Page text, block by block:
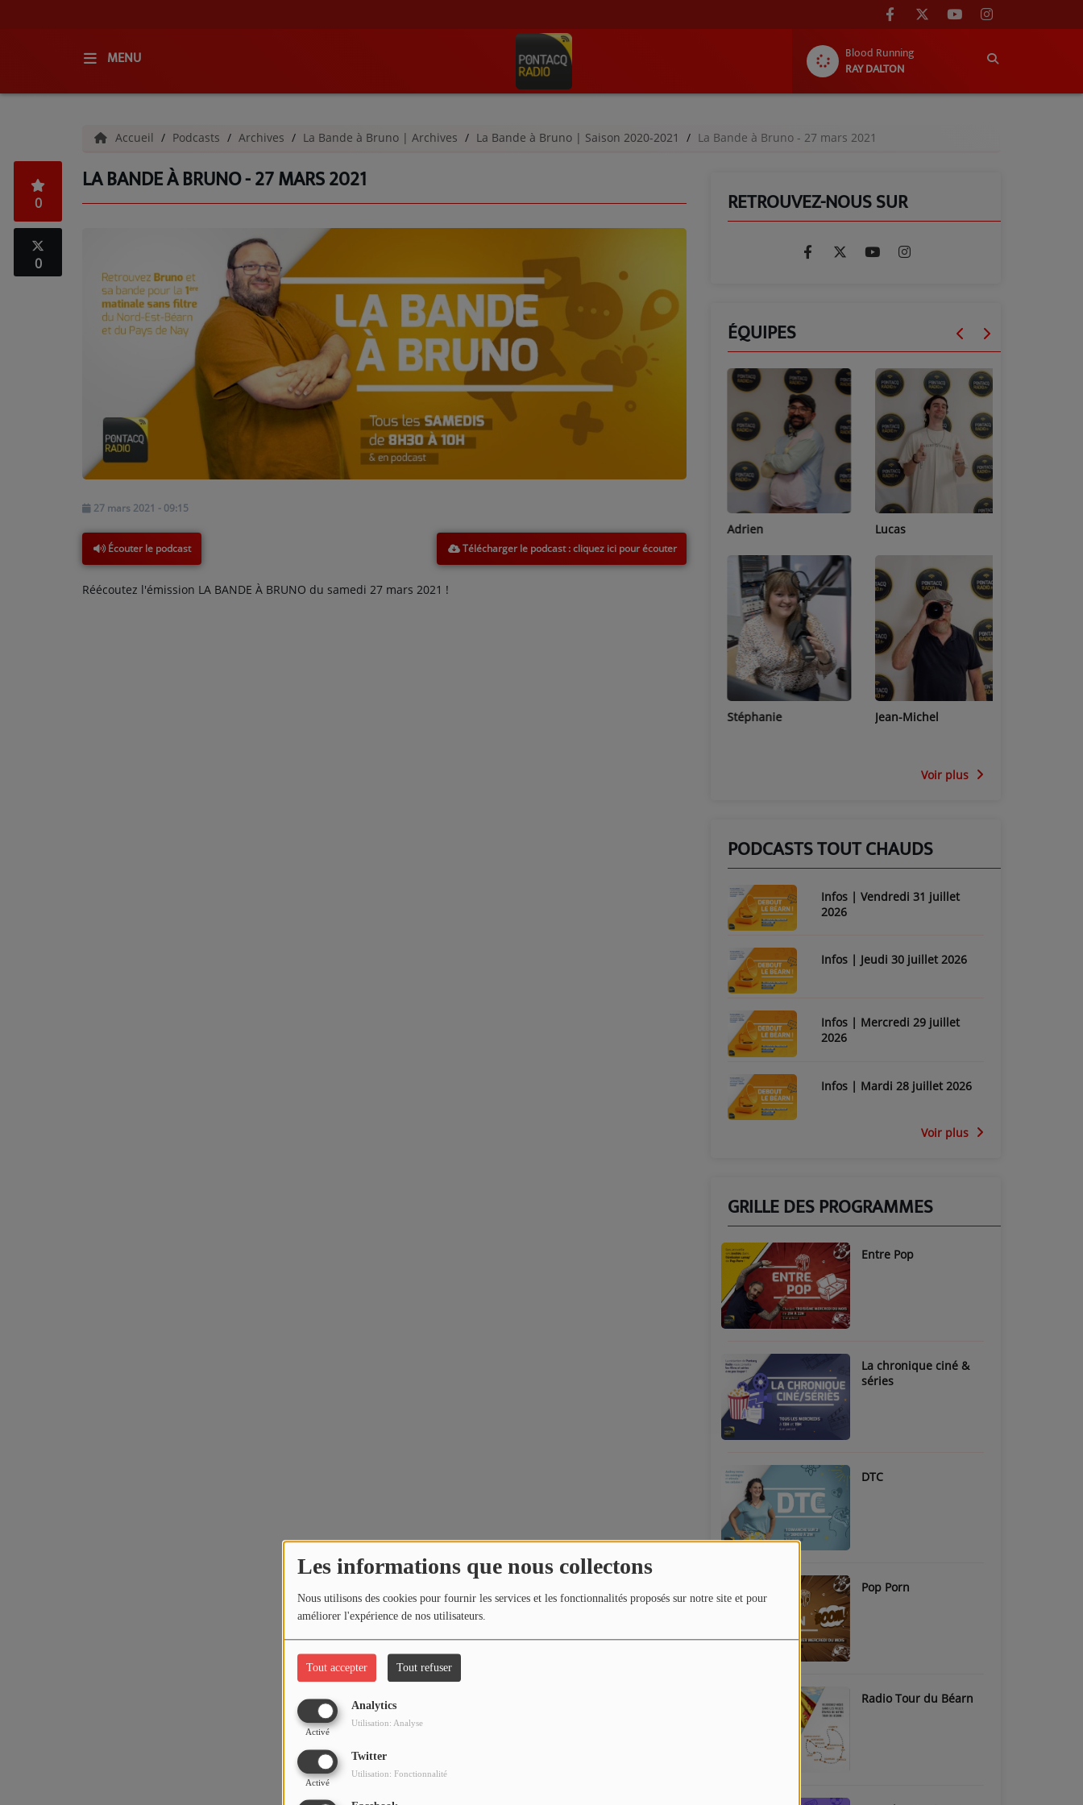
Les informations que nous collectons
Nous utilisons des cookies pour fournir les services et les fonctionnalités proposés sur notre site et pour
améliorer l'expérience de nos utilisateurs.
Tout accepter Tout refuser
Analytics
Activé
Utilisation: Analyse
Twitter
Activé
Utilisation: Fonctionnalité
MENU
Blood Running
RAY DALTON
QUI SOMMES-NOUS ?
GRILLE DES PROGRAMMES
C'ÉTAIT QUOI CE TITRE ?
ARCHIVES - SAISONS PASSÉES
VOS ÉMISSIONS EN IMAGES
ANNONCEURS & ESPACE PRO
VOTRE PUBLICITÉ SUR PONTACQ RADIO
Accueil Podcasts Archives La Bande à Bruno | Archives La Bande à Bruno | Saison 2020-2021 La Bande à Bruno - 27 mars 2021
LA BANDE À BRUNO - 27 MARS 2021
0
0
27 mars 2021 - 09:15
Écouter le podcast Télécharger le podcast
Réécoutez l'émission LA BANDE À BRUNO du samedi 27 mars 2021 !
RETROUVEZ-NOUS SUR
ÉQUIPES
Marion Adrien
Stéphanie
Lucas
Jean-Michel
Voir plus
PODCASTS TOUT CHAUDS
Infos | Vendredi 31 juillet
2026
Infos | Jeudi 30 juillet 2026
Infos | Mercredi 29 juillet
2026
Infos | Mardi 28 juillet 2026
Voir plus
GRILLE DES PROGRAMMES
Entre Pop
La chronique ciné &
séries
DTC
Pop Porn
Radio Tour du Béarn